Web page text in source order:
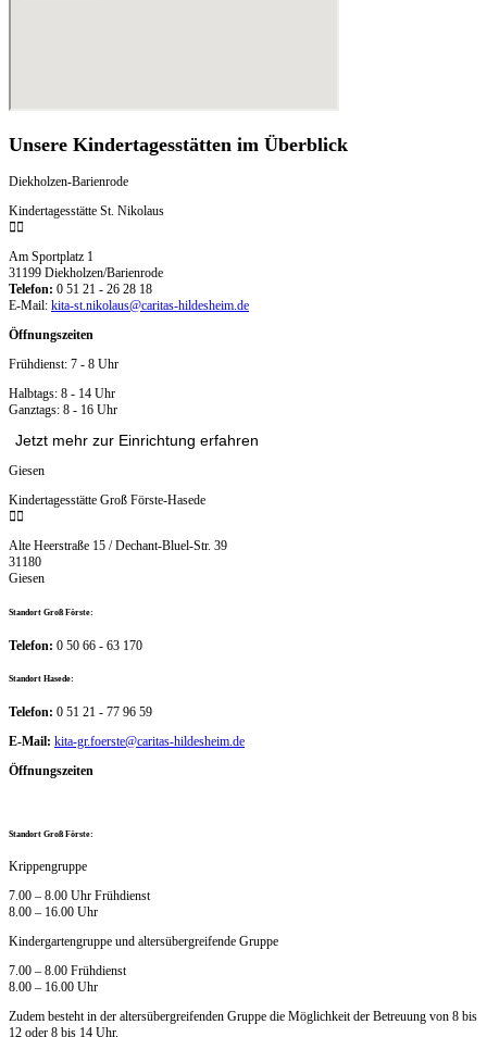
Unsere Kindertagesstätten im Überblick
Diekholzen-Barienrode
Kindertagesstätte St. Nikolaus
Am Sportplatz 1
31199 Diekholzen/Barienrode
Telefon: 0 51 21 - 26 28 18
E-Mail: kita-st.nikolaus@caritas-hildesheim.de
Öffnungszeiten
Frühdienst: 7 - 8 Uhr
Halbtags: 8 - 14 Uhr
Ganztags: 8 - 16 Uhr
Jetzt mehr zur Einrichtung erfahren
Giesen
Kindertagesstätte Groß Förste-Hasede
Alte Heerstraße 15 / Dechant-Bluel-Str. 39
31180
Giesen
Standort Groß Förste:
Telefon: 0 50 66 - 63 170
Standort Hasede:
Telefon: 0 51 21 - 77 96 59
E-Mail: kita-gr.foerste@caritas-hildesheim.de
Öffnungszeiten
Standort Groß Förste:
Krippengruppe
7.00 – 8.00 Uhr Frühdienst
8.00 – 16.00 Uhr
Kindergartengruppe und altersübergreifende Gruppe
7.00 – 8.00 Frühdienst
8.00 – 16.00 Uhr
Zudem besteht in der altersübergreifenden Gruppe die Möglichkeit der Betreuung von 8 bis
12 oder 8 bis 14 Uhr.